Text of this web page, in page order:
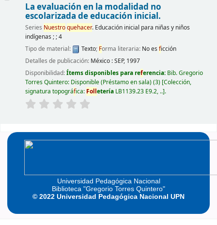
La evaluación en la modalidad no
escolarizada de educación inicial.
Series Nuestroquehacer. Educación inicial para niñas y niños
indígenas ; ; 4
Tipo de material:
Texto; Forma literaria: No es ficción
Detalles de publicación: México :SEP, 1997
Disponibilidad:Ítems disponibles para referencia: Bib. Gregorio
Torres Quintero: Disponible (Préstamo en sala)(3) Colección,
signatura topográfica: Folletería LB1139.23 E9.2, .. .
Universidad Pedagógica Nacional
Biblioteca "Gregorio Torres Quintero"
© 2022 Universidad Pedagógica Nacional UPN